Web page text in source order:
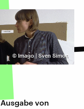
© Imago | Sven Simon
von